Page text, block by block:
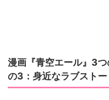
漫画『青空エール』3
の3：身近なラブスト